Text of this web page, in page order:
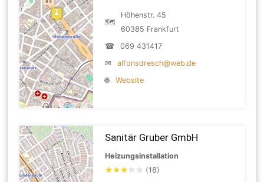
🗺
Höhenstr. 45
60385 Frankfurt
☎
069 431417
✉
alfonsdresch@web.de
🌐
Website
Sanitär Gruber GmbH
Heizungsinstallation
★★★ ☆ ☆ (18)